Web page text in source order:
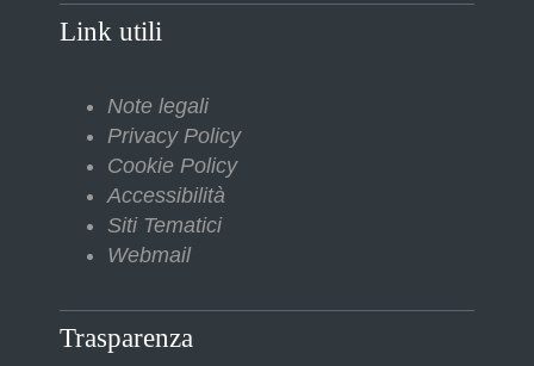
Link utili
Note legali
Privacy Policy
Cookie Policy
Accessibilità
Siti Tematici
Webmail
Trasparenza